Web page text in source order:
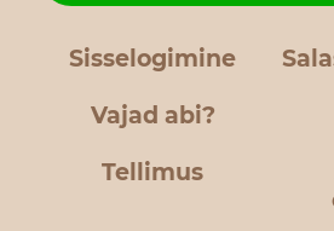
Sisselogimine
Vajad abi?
Tellimus